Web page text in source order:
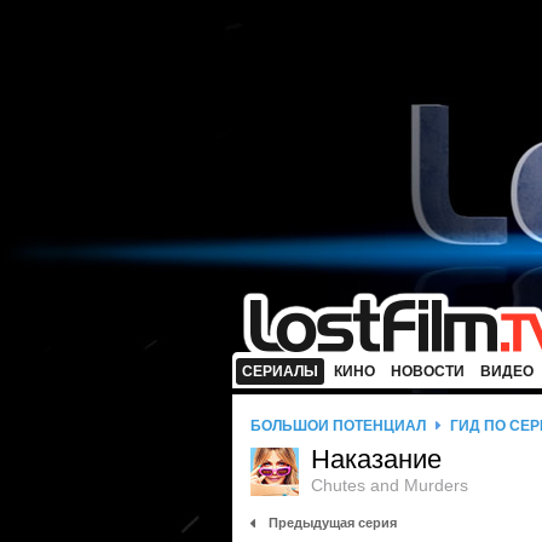
СЕРИАЛЫ КИНО НОВОСТИ ВИДЕО
БОЛЬШОЙ ПОТЕНЦИАЛ ГИД ПО
Наказание
Chutes and Murders
Предыдущая серия